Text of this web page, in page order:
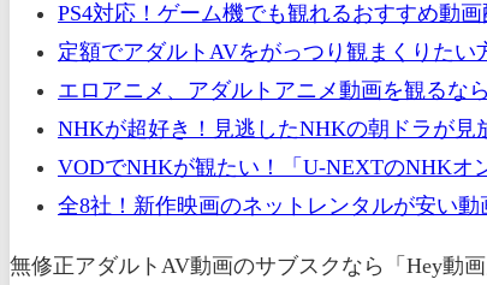
PS4対応！ゲーム機でも観れるおすすめ動
定額でアダルトAVをがっつり観まくりたい
エロアニメ、アダルトアニメ動画を観るな
NHKが超好き！見逃したNHKの朝ドラが見
VODでNHKが観たい！「U-NEXTのNHKオ
全8社！新作映画のネットレンタルが安い
無修正アダルトAV動画のサブスクなら「Hey動